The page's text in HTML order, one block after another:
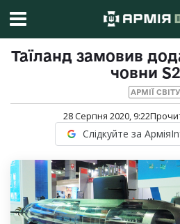
Таїланд замовив
човни
АРМІЇ СВІТУ
28 Серпня 2020, 9:22
Слідкуйте за